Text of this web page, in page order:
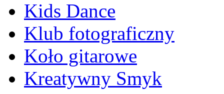
Kids Dance
Klub fotograficzny
Koło gitarowe
Kreatywny Smyk